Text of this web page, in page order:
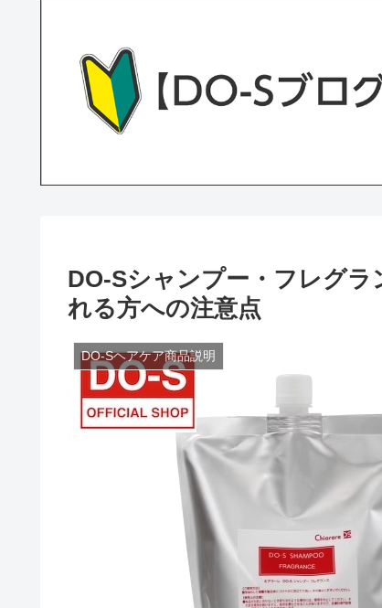
DO-Sシャンプー・フレグ
れる方への注意点
DO-Sヘアケア商品説明